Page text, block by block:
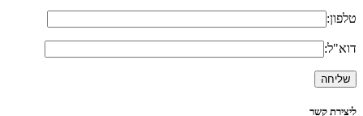
טלפון:
דוא"ל:
ליצירת קשר